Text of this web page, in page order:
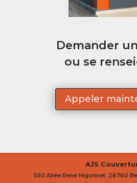
Demander
ou se
Appeler
AJS
550 Allée René Higonnet 26760